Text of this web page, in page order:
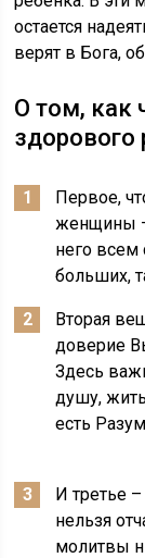
остается
верят в Бога,
О том, как
здорового
Первое,
женщины
него всем
больших,
Вторая
доверие
Здесь
душу,
есть
И третье
нельзя
молитвы